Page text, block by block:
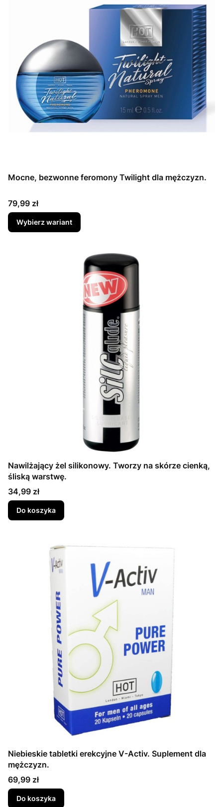
Mocne, bezwonne feromony Twilight dla mężczyzn.
Cena
79,99 zł
Wybierz wariant
Nawilżający żel silikonowy. Tworzy na skórze cienką,
śliską warstwę.
Cena
34,99 zł
Do koszyka
Niebieskie tabletki erekcyjne V-Activ. Suplement dla
mężczyzn.
Cena
69,99 zł
Do koszyka